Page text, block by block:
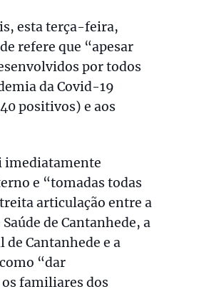
esta terça-feira,
refere que “apesar
por todos
da Covid-19
positivos) e aos
imediatamente
e “tomadas todas
articulação entre a
de Cantanhede, a
de Cantanhede e a
“dar
familiares dos